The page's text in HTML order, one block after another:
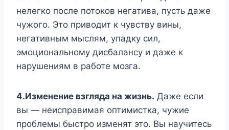
нелегко после потоков негатива, пусть даже
чужого. Это приводит к чувству вины,
негативным мыслям, упадку сил,
эмоциональному дисбалансу и даже к
нарушениям в работе мозга.
4.Изменение взгляда на жизнь. Даже если
вы — неисправимая оптимистка, чужие
проблемы быстро изменят это. Вы научитесь